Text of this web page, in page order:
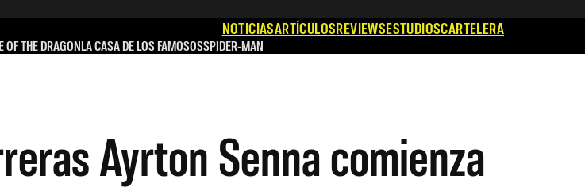
NOTICIASARTÍCULOSREVIEWSESTUDIOSCARTELERA
OF THE DRAGONLA CASA DE LOS FAMOSOSSPIDER-MAN
Ayrton Senna comienza